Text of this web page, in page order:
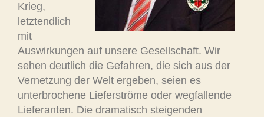
Krieg,
letztendlich
mit
Auswirkungen auf unsere Gesellschaft. Wir
sehen deutlich die Gefahren, die sich aus der
Vernetzung der Welt ergeben, seien es
unterbrochene Lieferströme oder wegfallende
Lieferanten. Die dramatisch steigenden